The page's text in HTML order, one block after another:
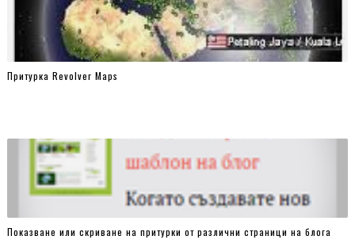
Притурка Revolver Maps
Показване или скриване на притурки от различни страници на блога